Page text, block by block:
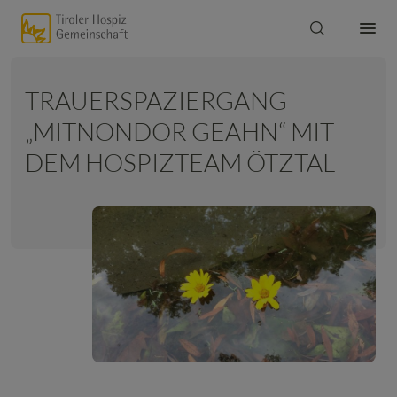
TRAUERSPAZIERGANG
„MITNONDOR GEAHN“ MIT
DEM HOSPIZTEAM ÖTZTAL